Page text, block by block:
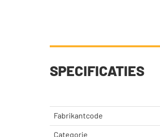
SPECIFICATIES
Fabrikantcode
Categorie